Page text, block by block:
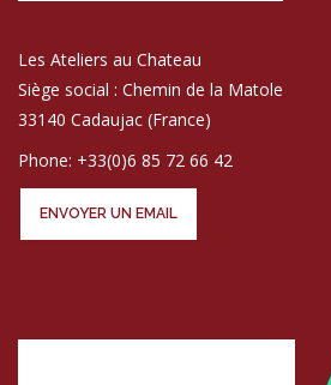
Les Ateliers au Chateau
Siège social : Chemin de la Matole
33140 Cadaujac (France)
Phone: +33(0)6 85 72 66 42
ENVOYER UN EMAIL